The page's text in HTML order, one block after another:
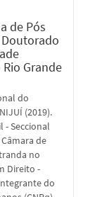
de Pós
Grande
do
(2019).
- Seccional
de
no
Direito -
do